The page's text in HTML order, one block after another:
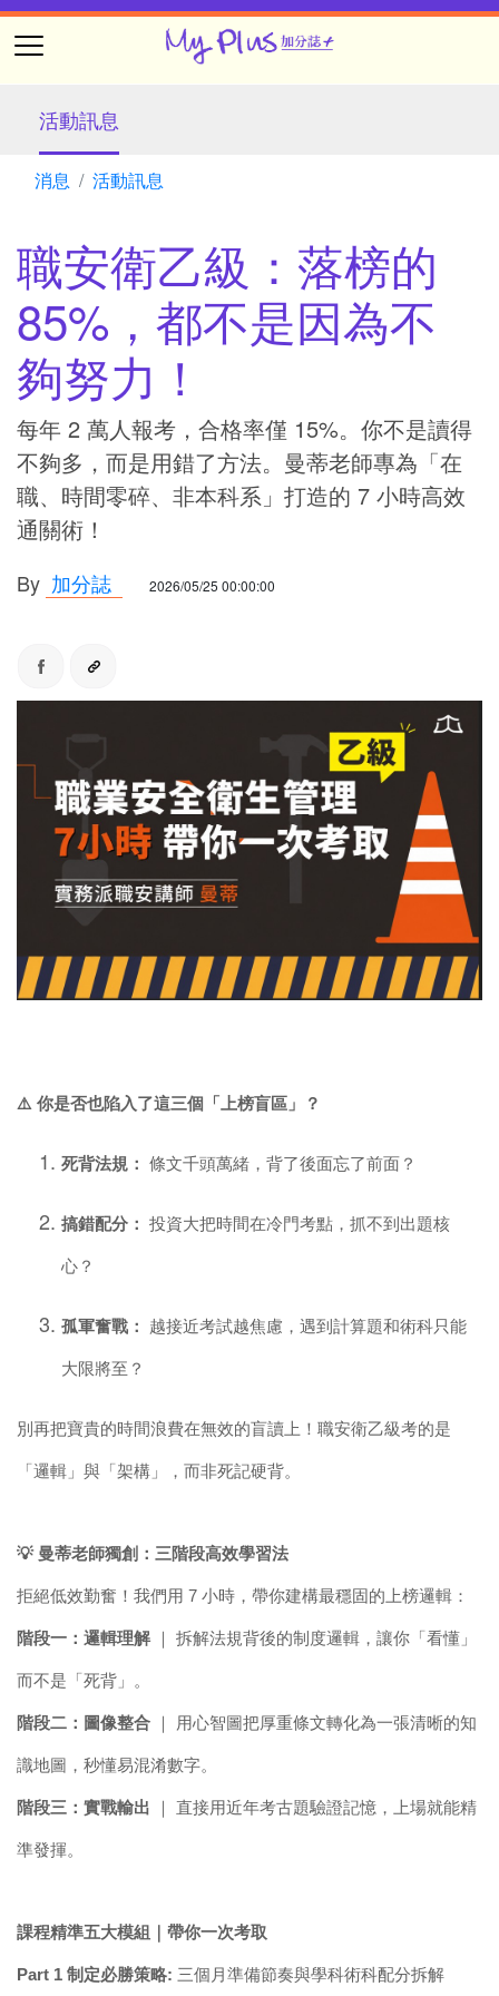
活動訊息
消息 活動訊息
職安衛乙級：落榜的
85%，都不是因為不
夠努力！
每年 2 萬人報考，合格率僅 15%。你不是讀得
不夠多，而是用錯了方法。曼蒂老師專為「在
職、時間零碎、非本科系」打造的 7 小時高效
通關術！
By 加分誌 2026/05/25 00:00:00
⚠️ 你是否也陷入了這三個「上榜盲區」？
死背法規： 條文千頭萬緒，背了後面忘了前面？
搞錯配分： 投資大把時間在冷門考點，抓不到出題核
心？
孤軍奮戰： 越接近考試越焦慮，遇到計算題和術科只能
大限將至？
別再把寶貴的時間浪費在無效的盲讀上！職安衛乙級考的是
「邏輯」與「架構」，而非死記硬背。
💡曼蒂老師獨創：三階段高效學習法
拒絕低效勤奮！我們用 7 小時，帶你建構最穩固的上榜邏輯：
階段一：邏輯理解｜ 拆解法規背後的制度邏輯，讓你「看懂」
而不是「死背」。
階段二：圖像整合 ｜ 用心智圖把厚重條文轉化為一張清晰的知
識地圖，秒懂易混淆數字。
階段三：實戰輸出 ｜ 直接用近年考古題驗證記憶，上場就能精
準發揮。
課程精準五大模組｜帶你一次考取
Part 1 制定必勝策略: 三個月準備節奏與學科術科配分拆解